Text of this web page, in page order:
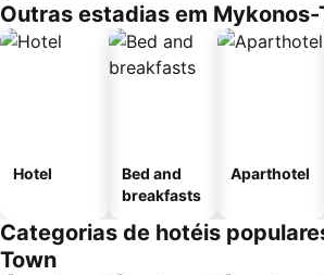
Outras estadias em Mykonos-
Hotel
Bed and
breakfasts
Aparthotel
Categorias de hotéis
Town